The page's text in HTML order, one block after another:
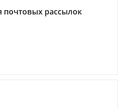
почтовых рассылок